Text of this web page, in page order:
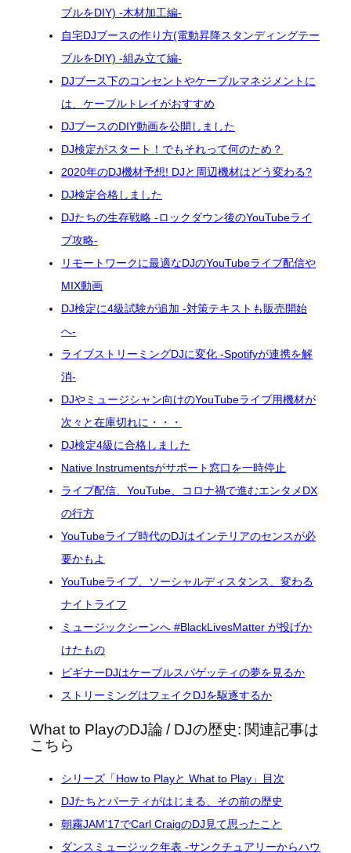
ブルをDIY) -木材加工編-
自宅DJブースの作り方(電動昇降スタンディングテー
ブルをDIY) -組み立て編-
DJブース下のコンセントやケーブルマネジメントに
は、ケーブルトレイがおすすめ
DJブースのDIY動画を公開しました
DJ検定がスタート！でもそれって何のため？
2020年のDJ機材予想! DJと周辺機材はどう変わる?
DJ検定合格しました
DJたちの生存戦略 -ロックダウン後のYouTubeライ
ブ攻略-
リモートワークに最適なDJのYouTubeライブ配信や
MIX動画
DJ検定に4級試験が追加 -対策テキストも販売開始
へ-
ライブストリーミングDJに変化 -Spotifyが連携を解
消-
DJやミュージシャン向けのYouTubeライブ用機材が
次々と在庫切れに・・・
DJ検定4級に合格しました
Native Instrumentsがサポート窓口を一時停止
ライブ配信、YouTube、コロナ禍で進むエンタメDX
の行方
YouTubeライブ時代のDJはインテリアのセンスが必
要かもよ
YouTubeライブ、ソーシャルディスタンス、変わる
ナイトライフ
ミュージックシーンへ #BlackLivesMatter が投げか
けたもの
ビギナーDJはケーブルスパゲッティの夢を見るか
ストリーミングはフェイクDJを駆逐するか
What to PlayのDJ論 / DJの歴史: 関連記事は
こちら
シリーズ「How to Playと What to Play」目次
DJたちとパーティがはじまる、その前の歴史
朝霧JAM’17でCarl CraigのDJ見て思ったこと
ダンスミュージック年表 -サンクチュアリーからハウ